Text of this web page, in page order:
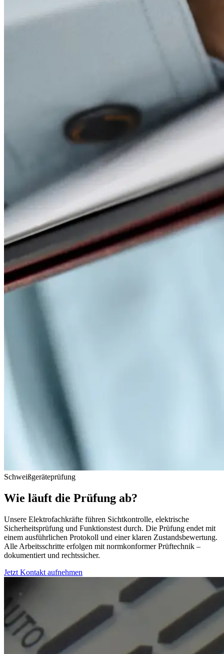
Schweißgeräteprüfung
Wie läuft die Prüfung ab?
Unsere Elektrofachkräfte führen Sichtkontrolle, elektrische
Sicherheitsprüfung und Funktionstest durch. Die Prüfung endet mit
einem ausführlichen Protokoll und einer klaren Zustandsbewertung.
Alle Arbeitsschritte erfolgen mit normkonformer Prüftechnik –
dokumentiert und rechtssicher.
Jetzt Kontakt aufnehmen